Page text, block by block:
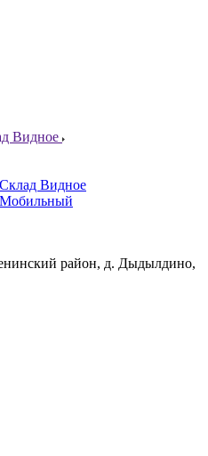
Видное
Склад Видное
Мобильный
район, д. Дыдылдино,